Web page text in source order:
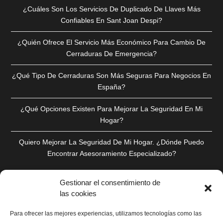
Gestionar el consentimiento de
las cookies
Para ofrecer las mejores experiencias, utilizamos tecnologías como las
¿Cuáles Son Los Servicios De Duplicado De Llaves Más
Confiables En Sant Joan Despi?
¿Quién Ofrece El Servicio Más Económico Para Cambio De
Cerraduras De Emergencia?
¿Qué Tipo De Cerraduras Son Más Seguras Para Negocios En
España?
¿Qué Opciones Existen Para Mejorar La Seguridad En Mi
Hogar?
Quiero Mejorar La Seguridad De Mi Hogar. ¿Dónde Puedo
Encontrar Asesoramiento Especializado?